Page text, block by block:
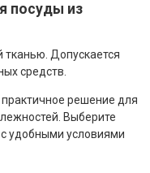
посуды из
тканью. Допускается
средств.
решение для
Выберите
удобными условиями